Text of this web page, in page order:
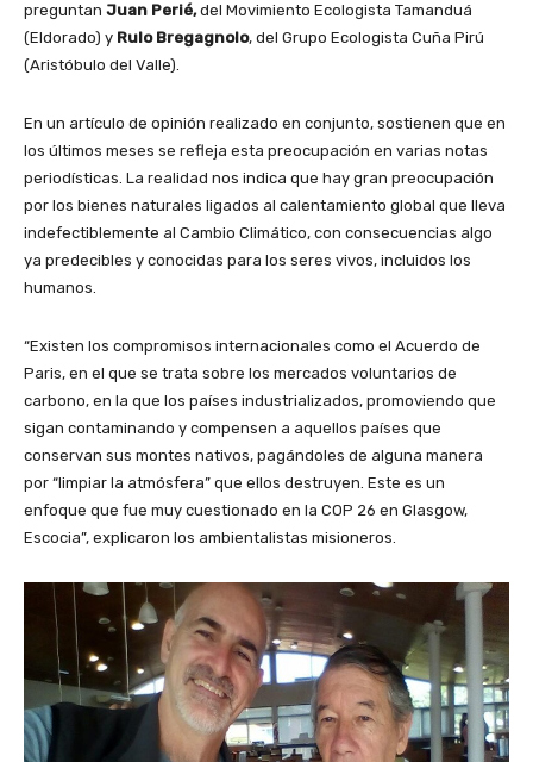
preguntan Juan Perié,del Movimiento Ecologista Tamanduá
(Eldorado) y Rulo Bregagnolo, del Grupo Ecologista Cuña Pirú
(Aristóbulo del Valle).
En un artículo de opinión realizado en conjunto, sostienen que en
los últimos meses se refleja esta preocupación en varias notas
periodísticas. La realidad nos indica que hay gran preocupación
por los bienes naturales ligados al calentamiento global que lleva
indefectiblemente al Cambio Climático, con consecuencias algo
ya predecibles y conocidas para los seres vivos, incluidos los
humanos.
“Existen los compromisos internacionales como el Acuerdo de
Paris, en el que se trata sobre los mercados voluntarios de
carbono, en la que los países industrializados, promoviendo que
sigan contaminando y compensen a aquellos países que
conservan sus montes nativos, pagándoles de alguna manera
por “limpiar la atmósfera” que ellos destruyen. Este es un
enfoque que fue muy cuestionado en la COP 26 en Glasgow,
Escocia”, explicaron los ambientalistas misioneros.